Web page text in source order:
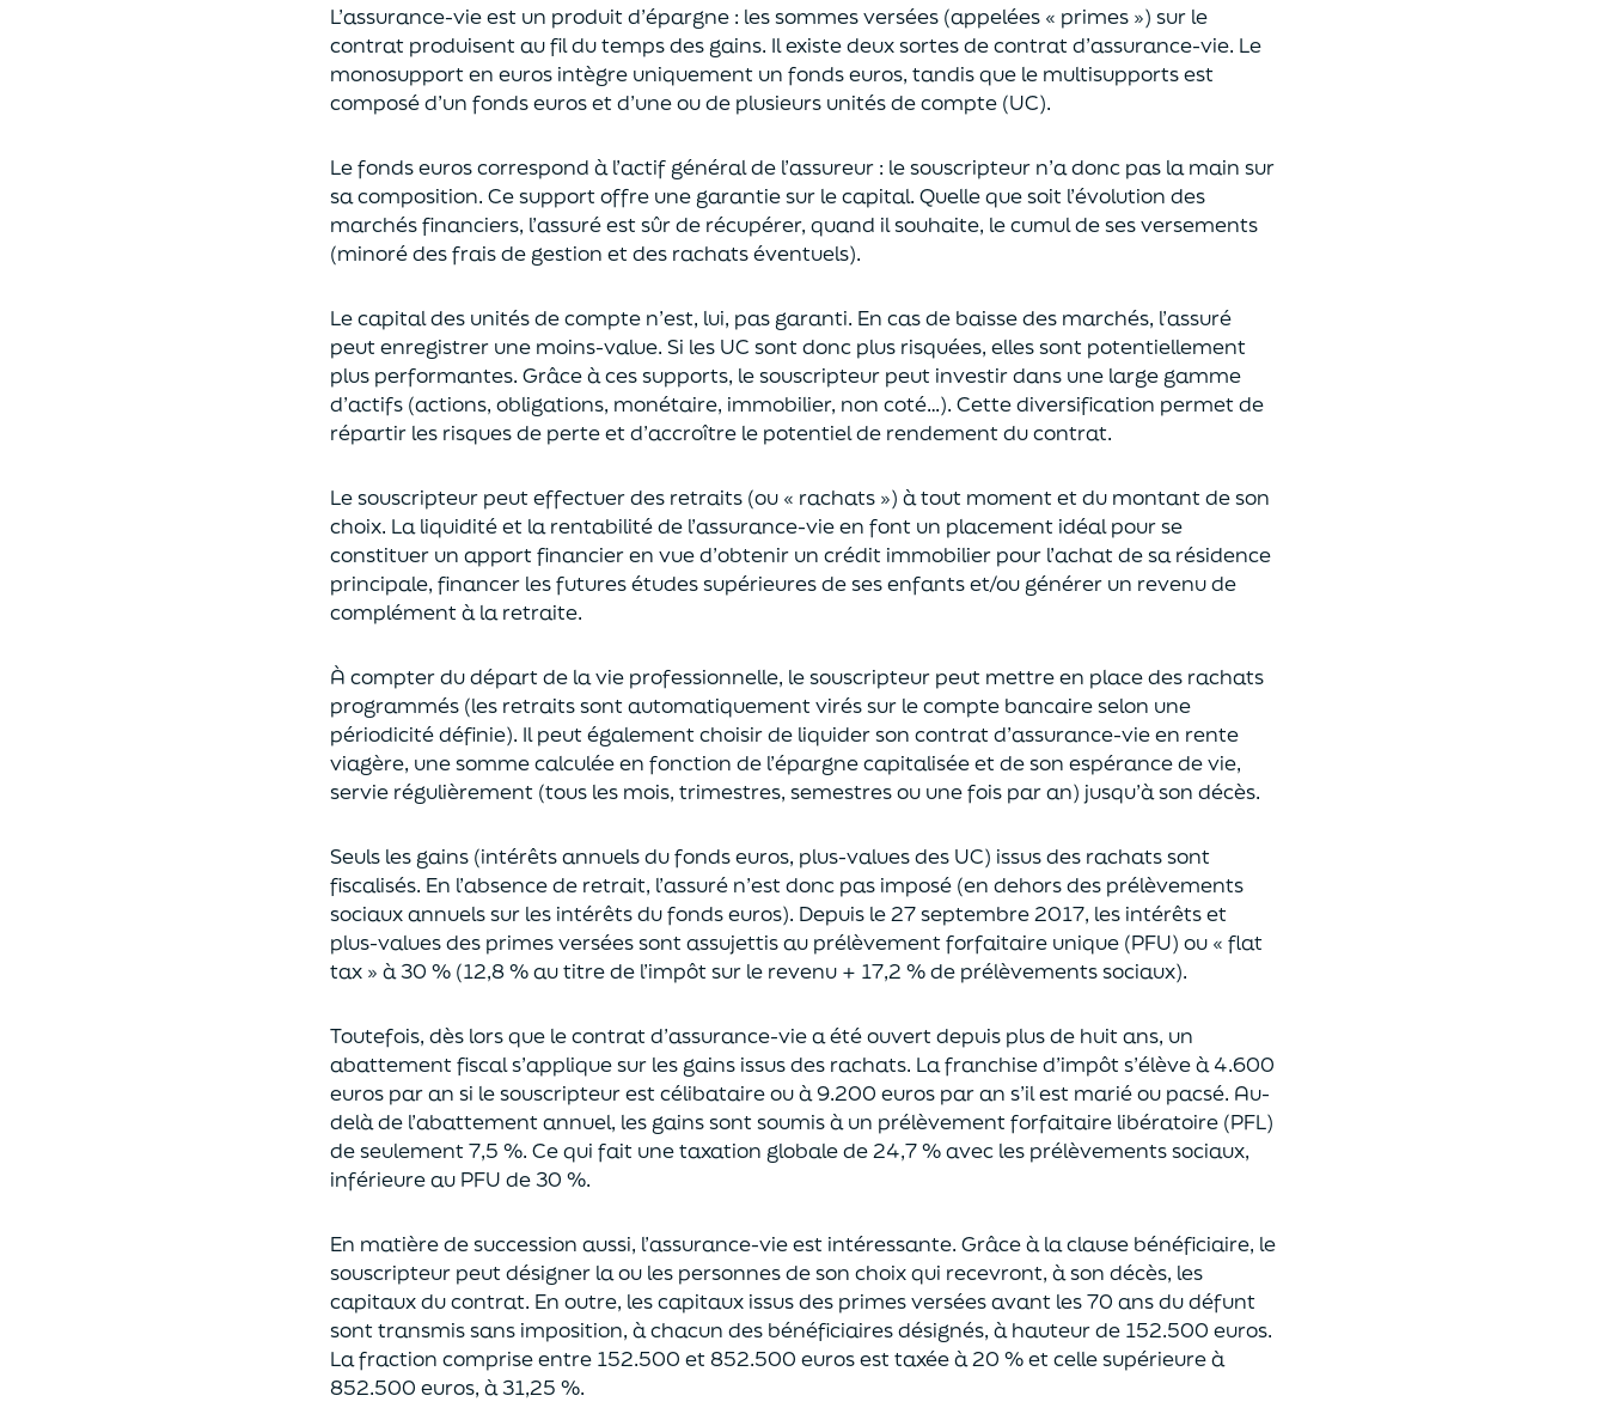
L’assurance-vie est un produit d’épargne : les sommes versées (appelées « primes ») sur le
contrat produisent au fil du temps des gains. Il existe deux sortesde contrat d’assurance-vie. Le
monosupport en euros intègre uniquement un fonds euros, tandis que le multisupports est
composé d’un fonds euros et d’une ou de plusieurs unités de compte (UC).
Le fonds euros correspond à l’actif général de l’assureur : le souscripteur n’a donc pas la main sur
sa composition. Ce support offre une garantie sur le capital. Quelle que soit l’évolution des
marchés financiers, l’assuré est sûr de récupérer, quand il souhaite, le cumul de ses versements
(minoré des frais de gestion et des rachats éventuels).
Le capital des unités de compte n’est, lui, pas garanti. En casde baisse des marchés, l’assuré
peut enregistrer une moins-value. Si les UC sont donc plus risquées, elles sont potentiellement
plus performantes. Grâce à ces supports, le souscripteur peut investir dans une large gamme
d’actifs (actions, obligations, monétaire, immobilier, non coté…). Cette diversification permet de
répartir les risques de perte et d’accroître le potentielde rendement du contrat.
Le souscripteur peut effectuer des retraits (ou « rachats ») à tout moment et du montant de son
choix. Laliquiditéet la rentabilité de l’assurance-vie en font un placement idéal pour se
constituer un apport financier en vued’obtenir un crédit immobilier pour l’achat desa résidence
principale, financer les futures études supérieures de ses enfantset/ou générer un revenu de
complément à la retraite.
À compter du départ de la vie professionnelle, le souscripteur peut mettre en place des rachats
programmés (les retraits sont automatiquement virés sur le compte bancaireselon une
périodicité définie). Il peut également choisirde liquider son contrat d’assurance-vie en rente
viagère, une somme calculée en fonction de l’épargne capitalisée et deson espérance de vie,
servie régulièrement (tous les mois, trimestres, semestres ou une fois par an) jusqu’à son décès.
Seuls les gains (intérêts annuels du fonds euros, plus-values des UC) issus des rachats sont
fiscalisés. En l’absence de retrait, l’assuré n’est donc pas imposé (en dehors des prélèvements
sociaux annuels sur les intérêts du fonds euros). Depuis le 27 septembre 2017, les intérêts et
plus-values des primes verséessont assujettis au prélèvement forfaitaire unique (PFU) ou « flat
tax » à 30 % (12,8 % au titre de l’impôt sur le revenu + 17,2 % de prélèvements sociaux).
Toutefois, dès lors que le contrat d’assurance-vie a été ouvert depuis plus de huit ans, un
abattement fiscal s’applique sur les gains issus des rachats. La franchise d’impôts’élève à 4.600
euros par an si le souscripteurest célibataire ou à 9.200 euros par an s’il est marié ou pacsé. Au-
delàde l’abattement annuel, les gains sont soumis à un prélèvement forfaitaire libératoire (PFL)
de seulement 7,5 %. Ce qui fait une taxation globale de24,7 % avec les prélèvements sociaux,
inférieure au PFU de 30 %.
En matière de succession aussi, l’assurance-vie est intéressante. Grâce à la clause bénéficiaire, le
souscripteur peut désigner la ou les personnes de son choix qui recevront, à son décès, les
capitaux du contrat. En outre, les capitaux issus des primes versées avant les 70 ans du défunt
sont transmis sans imposition, à chacun des bénéficiaires désignés, à hauteur de 152.500 euros.
La fraction comprise entre 152.500 et 852.500 eurosest taxée à 20 % et celle supérieure à
852.500 euros, à 31,25 %.